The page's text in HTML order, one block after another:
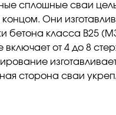
сплошные сваи
Они
бетона класса В25
от 4 до 8
сторона сваи